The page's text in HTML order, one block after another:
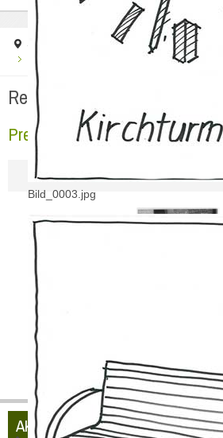
Bild_0003.jpg
Startseite Regionale Presse
2006
Pressebericht ERK 29.11.2006
Regionale Presse
Pressebericht ERK 29.11.2006
AKTUELLES AUS HÜLCHRATH